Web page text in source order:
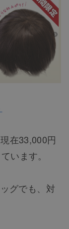
在33,000円
います。
グでも、対